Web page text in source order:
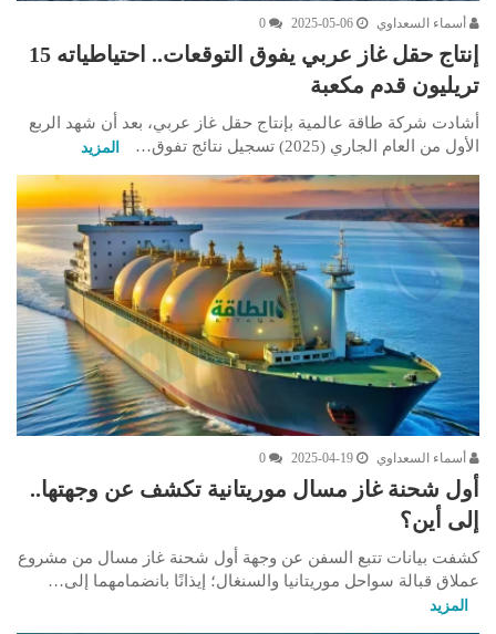
أسماء السعداوي 2025-05-06
0
إنتاج حقل غاز عربي يفوق التوقعات.. احتياطياته 15
تريليون قدم مكعبة
أشادت شركة طاقة عالمية بإنتاج حقل غاز عربي، بعد أن شهد الربع
الأول من العام الجاري (2025) تسجيل نتائج تفوق…
المزيد
أسماء السعداوي 2025-04-19
0
أول شحنة غاز مسال موريتانية تكشف عن وجهتها..
إلى أين؟
كشفت بيانات تتبع السفن عن وجهة أول شحنة غاز مسال من مشروع
عملاق قبالة سواحل موريتانيا والسنغال؛ إيذانًا بانضمامهما إلى…
المزيد